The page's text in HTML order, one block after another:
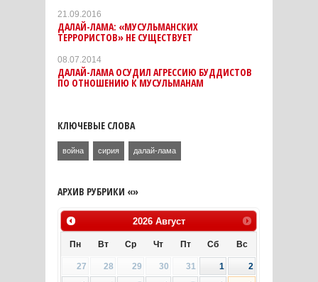
21.09.2016
ДАЛАЙ-ЛАМА: «МУСУЛЬМАНСКИХ
ТЕРРОРИСТОВ» НЕ СУЩЕСТВУЕТ
08.07.2014
ДАЛАЙ-ЛАМА ОСУДИЛ АГРЕССИЮ БУДДИСТОВ
ПО ОТНОШЕНИЮ К МУСУЛЬМАНАМ
КЛЮЧЕВЫЕ СЛОВА
война сирия далай-лама
АРХИВ РУБРИКИ «»
2026 Август
Пн Вт Ср Чт Пт Сб Вс
27 28 29 30 31 1
2